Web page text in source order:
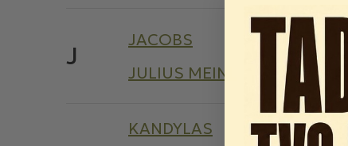
J
JACOBS
JULIUS MEINL
KANDYLAS